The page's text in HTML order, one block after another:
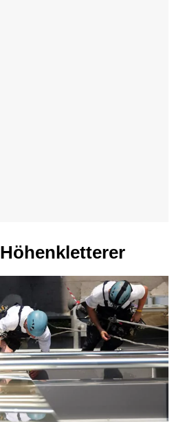
Höhenkletterer